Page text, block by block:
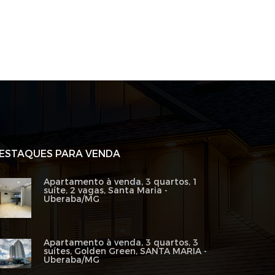
PARA VENDA
Apartamento à venda, 3 quartos, 1
suíte, 2 vagas, Santa Maria -
Uberaba/MG
Apartamento à venda, 3 quartos, 3
suítes, Golden Green, SANTA MARIA -
Uberaba/MG